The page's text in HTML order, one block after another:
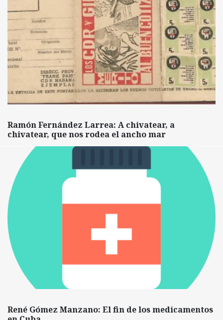
Ramón Fernández Larrea: A chivatear, a
chivatear, que nos rodea el ancho mar
René Gómez Manzano: El fin de los medicamentos